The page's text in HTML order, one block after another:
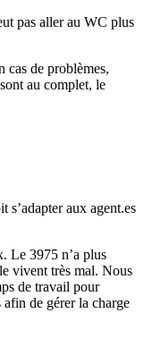
pas aller au WC plus
cas de problèmes,
au complet, le
s’adapter aux agent.es
Le 3975 n’a plus
vivent très mal. Nous
de travail pour
de gérer la charge